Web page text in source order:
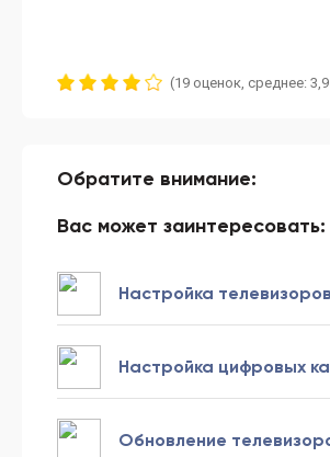
(19 оценок, среднее:
Обратите внимание:
Вас может заинтересовать:
Настройка
Настройка цифровых
Обновление